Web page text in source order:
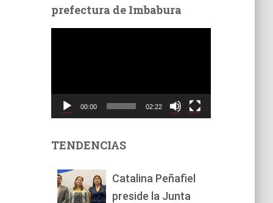
prefectura de Imbabura
t
00:00 02:22
TENDENCIAS
Catalina Peñafiel
preside la Junta